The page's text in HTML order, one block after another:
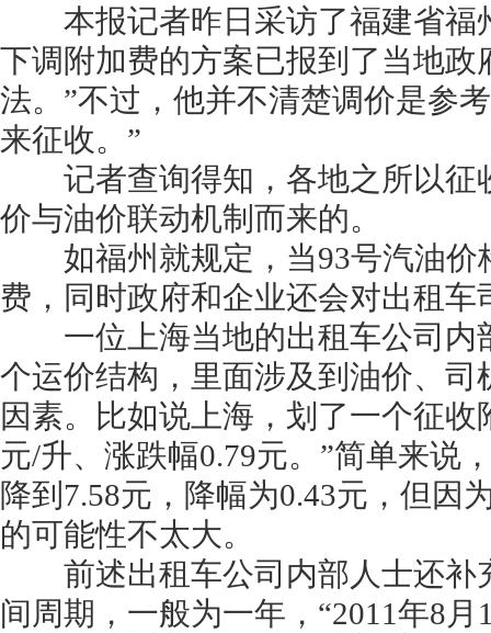
本报记者昨日采访了福建省福
下调附加费的方案已报到了当地
法。”不过，他并不清楚调价是参
来征收。”
记者查询得知，各地之所以征
价与油价联动机制而来的。
如福州就规定，当93号汽油价
费，同时政府和企业还会对出租
一位上海当地的出租车公司内
个运价结构，里面涉及到油价、
因素。比如说上海，划了一个征
元/升、涨跌幅0.79元。”简单来说
降到7.58元，降幅为0.43元，但因
的可能性不太大。
前述出租车公司内部人士还补
间周期，一般为一年，“2011年8